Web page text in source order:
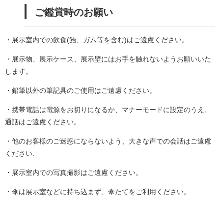
ご鑑賞時のお願い
・展示室内での飲食(飴、ガム等を含む)はご遠慮ください。
・展示物、展示ケース、展示壁にはお手を触れないようお願いいた
します。
・鉛筆以外の筆記具のご使用はご遠慮ください。
・携帯電話は電源をお切りになるか、マナーモードに設定のうえ、
通話はご遠慮ください。
・他のお客様のご迷惑にならないよう、大きな声での会話はご遠慮
ください.
・展示室内での写真撮影はご遠慮ください。
・傘は展示室などに持ち込まず、傘たてをご利用ください。